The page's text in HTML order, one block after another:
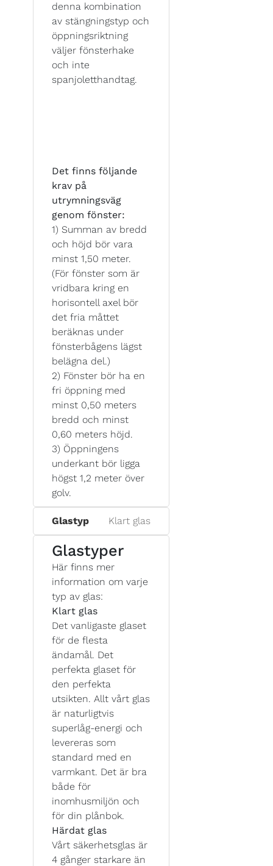
denna kombination
av stängningstyp och
öppningsriktning
väljer fönsterhake
och inte
spanjoletthandtag.
Det finns följande
krav på
utrymningsväg
genom fönster:
1) Summan av bredd
och höjd bör vara
minst 1,50 meter.
(För fönster som är
vridbara kring en
horisontell axel bör
det fria måttet
beräknas under
fönsterbågens lägst
belägna del.)
2) Fönster bör ha en
fri öppning med
minst 0,50 meters
bredd och minst
0,60 meters höjd.
3) Öppningens
underkant bör ligga
högst 1,2 meter över
golv.
Glastyp Klart glas
Glastyper
Här finns mer
information om varje
typ av glas:
Klart glas
Det vanligaste glaset
för de flesta
ändamål. Det
perfekta glaset för
den perfekta
utsikten. Allt vårt glas
är naturligtvis
superlåg-energi och
levereras som
standard med en
varmkant. Det är bra
både för
inomhusmiljön och
för din plånbok.
Härdat glas
Vårt säkerhetsglas är
4 gånger starkare än